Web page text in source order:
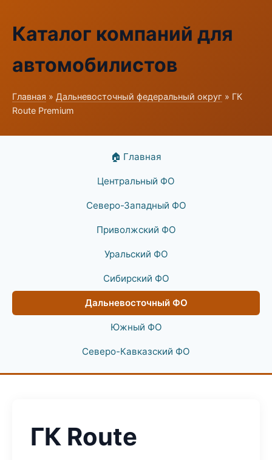
Каталог компаний для
автомобилистов
Главная » Дальневосточный федеральный округ » ГК
Route Premium
🏠 Главная
Центральный ФО
Северо-Западный ФО
Приволжский ФО
Уральский ФО
Сибирский ФО
Дальневосточный ФО
Южный ФО
Северо-Кавказский ФО
ГК Route